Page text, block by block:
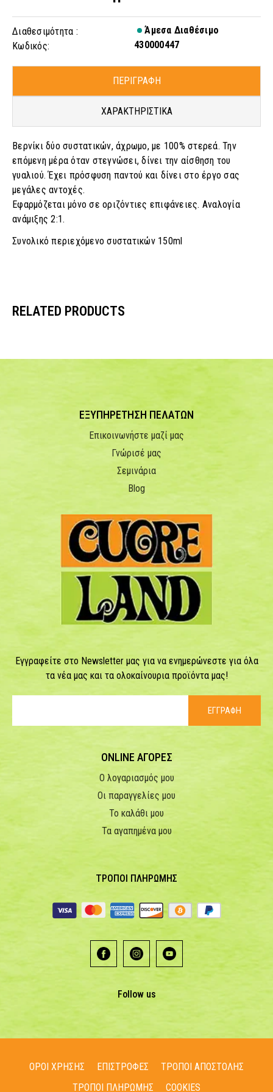
Διαθεσιμότητα :
Άμεσα Διαθέσιμο
Κωδικός:
430000447
ΠΕΡΙΓΡΑΦΗ
ΧΑΡΑΚΤΗΡΙΣΤΙΚΑ
Βερνίκι δύο συστατικών, άχρωμο, με 100% στερεά. Την
επόμενη μέρα όταν στεγνώσει, δίνει την αίσθηση του
γυαλιού. Έχει πρόσφυση παντού και δίνει στο έργο σας
μεγάλες αντοχές.
Εφαρμόζεται μόνο σε οριζόντιες επιφάνειες. Αναλογία
ανάμιξης 2:1.
Συνολικό περιεχόμενο συστατικών 150ml
RELATED PRODUCTS
ΕΞΥΠΗΡΕΤΗΣΗ ΠΕΛΑΤΩΝ
Επικοινωνήστε μαζί μας
Γνώρισέ μας
Σεμινάρια
Blog
Εγγραφείτε στο Newsletter μας για να ενημερώνεστε για όλα
τα νέα μας και τα ολοκαίνουρια προϊόντα μας!
ΕΓΓΡΑΦΗ
ONLINE ΑΓΟΡΕΣ
Ο λογαριασμός μου
Οι παραγγελίες μου
Το καλάθι μου
Τα αγαπημένα μου
ΤΡΟΠΟΙ ΠΛΗΡΩΜΗΣ
Follow us
ΟΡΟΙ ΧΡΗΣΗΣ ΕΠΙΣΤΡΟΦΕΣ
ΤΡΟΠΟΙ ΑΠΟΣΤΟΛΗΣ
ΤΡΟΠΟΙ ΠΛΗΡΩΜΗΣ
COOKIES